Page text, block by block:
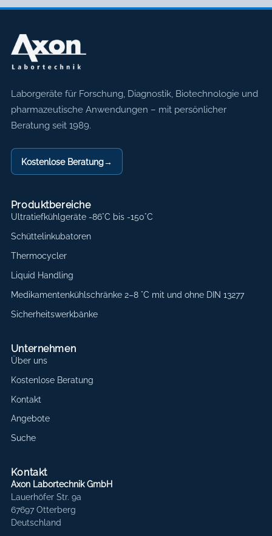
Axon Labortechnik
Laborgeräte für Forschung, Diagnostik, Biotechnologie und
pharmazeutische Anwendungen – mit persönlicher
Beratung seit 1989.
Kostenlose Beratung→
Produktbereiche
Ultratiefkühlgeräte -86°C bis -150°C
Schüttelinkubatoren
Thermocycler
Liquid Handling
Medikamentenkühlschränke 2–8 °C mit und ohne DIN 13277
Sicherheitswerkbänke
Unternehmen
Über uns
Kostenlose Beratung
Kontakt
Angebote
Suche
Kontakt
Axon Labortechnik GmbH
Lauerhöfer Str. 9a
67697 Otterberg
Deutschland